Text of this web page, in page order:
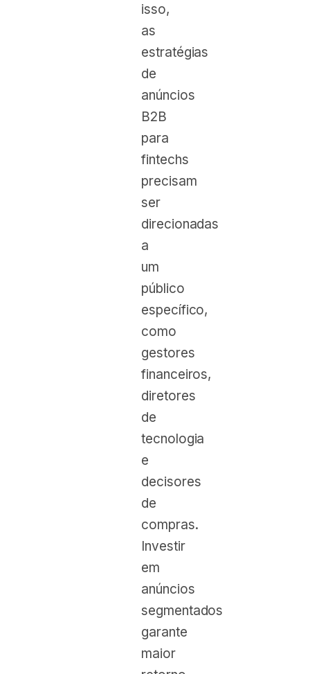
isso,
as
estratégias
de
anúncios
B2B
para
fintechs
precisam
ser
direcionadas
a
um
público
específico,
como
gestores
financeiros,
diretores
de
tecnologia
e
decisores
de
compras.
Investir
em
anúncios
segmentados
garante
maior